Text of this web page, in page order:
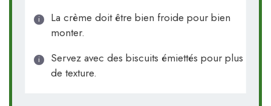
La crème doit être bien froide pour bien
monter.
Servez avec des biscuits émiettés pour plus
de texture.